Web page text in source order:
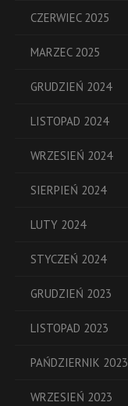
CZERWIEC 2025
MARZEC 2025
GRUDZIEŃ 2024
LISTOPAD 2024
WRZESIEŃ 2024
SIERPIEŃ 2024
LUTY 2024
STYCZEŃ 2024
GRUDZIEŃ 2023
LISTOPAD 2023
PAŃDZIERNIK 2023
WRZESIEŃ 2023